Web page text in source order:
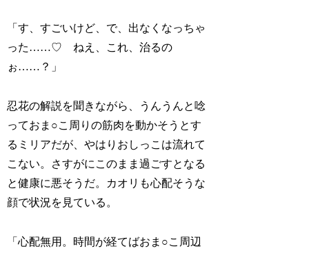
「す、すごいけど、で、出なくなっちゃ
った……♡ ねえ、これ、治るの
ぉ……？」
忍花の解説を聞きながら、うんうんと唸
っておま○こ周りの筋肉を動かそうとす
るミリアだが、やはりおしっこは流れて
こない。さすがにこのまま過ごすとなる
と健康に悪そうだ。カオリも心配そうな
顔で状況を見ている。
「心配無用。時間が経てばおま○こ周辺